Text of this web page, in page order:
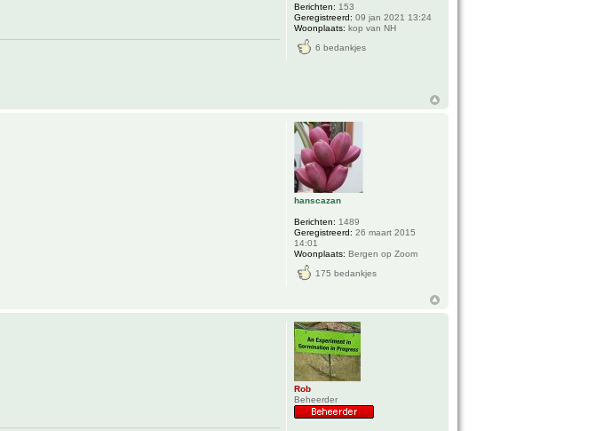
Berichten: 153
Geregistreerd: 09 jan 2021 13:24
Woonplaats: kop van NH
6 bedankjes
hanscazan
Berichten: 1489
Geregistreerd: 26 maart 2015
14:01
Woonplaats: Bergen op Zoom
175 bedankjes
Rob
Beheerder